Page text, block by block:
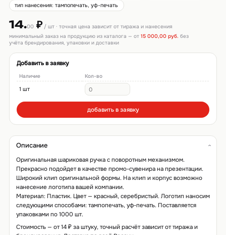
тип нанесения: тампопечать, уф-печать
14.00₽/ шт · точная цена зависит от тиража и нанесения
минимальный заказ на продукцию из каталога — от 15 000,00 руб. без
учёта брендирования, упаковки и доставки
Добавить в заявку
Наличие Кол-во
1 шт
добавить в заявку
Описание
Оригинальная шариковая ручка с поворотным механизмом.
Прекрасно подойдет в качестве промо-сувенира на презентации.
Широкий клип оригинальной формы. На клип и корпус возможно
нанесение логотипа вашей компании.
Материал: Пластик. Цвет — красный, серебристый. Логотип наносим
следующими способами: тампопечать, уф-печать. Поставляется
упаковками по 1000 шт.
Стоимость — от 14 ₽ за штуку, точный расчёт зависит от тиража и